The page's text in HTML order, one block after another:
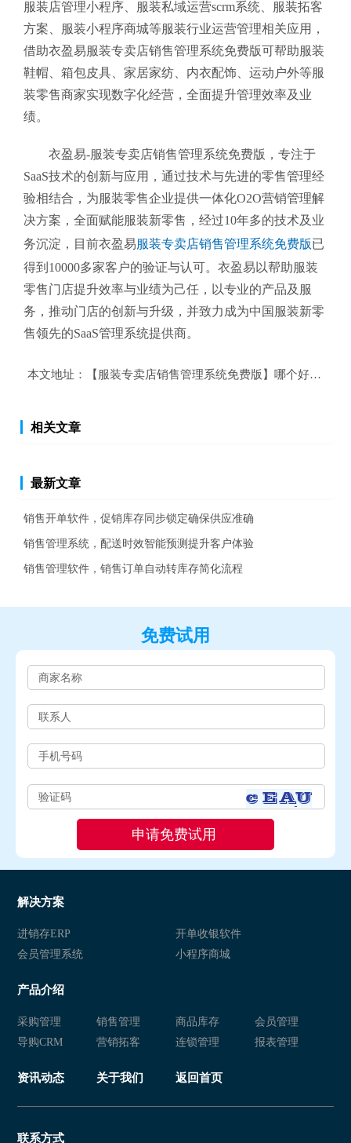
服装店管理小程序、服装私域运营scrm系统、服装拓客
方案、服装小程序商城等服装行业运营管理相关应用，
借助衣盈易服装专卖店销售管理系统免费版可帮助服装
鞋帽、箱包皮具、家居家纺、内衣配饰、运动户外等服
装零售商家实现数字化经营，全面提升管理效率及业
绩。
衣盈易-服装专卖店销售管理系统免费版 ，专注于
SaaS技术的创新与应用，通过技术与先进的零售管理经
验相结合，为服装零售企业提供一体化O2O营销管理解
决方案，全面赋能服装新零售，经过10年多的技术及业
务沉淀，目前衣盈易服装专卖店销售管理系统免费版已
得到10000多家客户的验证与认可。衣盈易以帮助服装
零售门店提升效率与业绩为己任，以专业的产品及服
务，推动门店的创新与升级，并致力成为中国服装新零
售领先的SaaS管理系统提供商。
本文地址： 【服装专卖店销售管理系统免费版】哪个好？服
相关文章
最新文章
销售开单软件，促销库存同步锁定确保供应准确
销售管理系统，配送时效智能预测提升客户体验
销售管理软件，销售订单自动转库存简化流程
免费试用
解决方案
进销存ERP
开单收银软件
会员管理系统
小程序商城
产品介绍
采购管理 销售管理 商品库存
会员管理
导购CRM
营销拓客 连锁管理 报表管理
资讯动态 关于我们 返回首页
联系方式